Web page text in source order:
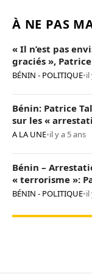
À NE PAS
« Il n’est pas
graciés »,
« opposants
BÉNIN - POLITIQUE•il
Bénin: Patrice
sur les «
A LA UNE•il y a 5 ans
Bénin –
« terrorisme »:
BÉNIN - POLITIQUE•il